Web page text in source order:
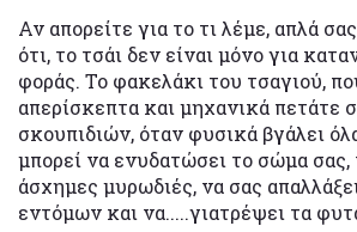
Αν απορείτε για το τι λέμε, απλά
ότι, το τσάι δεν είναι μόνο για
φοράς. Το φακελάκι του τσαγιού,
απερίσκεπτα και μηχανικά πετάτε
σκουπιδιών, όταν φυσικά βγάλει
μπορεί να ενυδατώσει το σώμα σας,
άσχημες μυρωδιές, να σας
εντόμων και να.....γιατρέψει τα